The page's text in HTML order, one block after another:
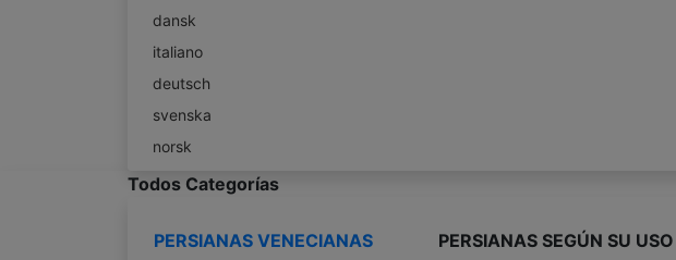
dansk
italiano
deutsch
svenska
norsk
Todos Categorías
PERSIANAS VENECIANAS
PERSIANAS SEGÚN SU USO